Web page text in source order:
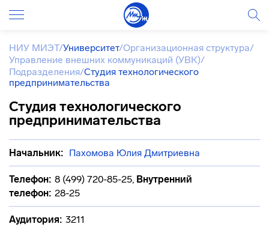
НИУ МИЭТ/Университет/Организационная структура/
Управление внешних коммуникаций (УВК)/
Подразделения/Студия технологического
предпринимательства
Студия технологического
предпринимательства
Начальник: Пахомова Юлия Дмитриевна
Телефон: 8 (499) 720-85-25, Внутренний
телефон: 28-25
Аудитория: 3211